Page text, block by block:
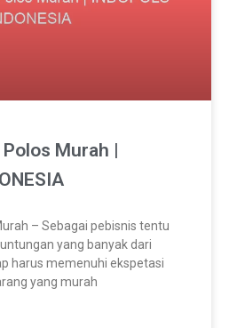
Murah |
– Sebagai pebisnis tentu
yang banyak dari
harus memenuhi ekspetasi
yang murah